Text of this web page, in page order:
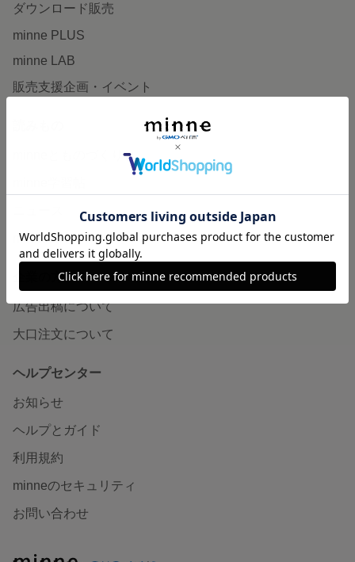
ダウンロード販売
minne PLUS
minne LAB
販売支援企画・イベント
minneとものづくりと
minneの本
企業の方へ
広告出稿について
大口注文について
ヘルプセンター
お知らせ
ヘルプとガイド
利用規約
minneのセキュリティ
お問い合わせ